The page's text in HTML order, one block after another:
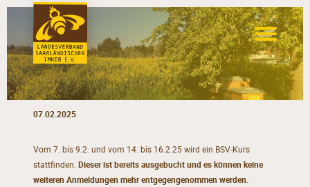
07.02.2025
Vom 7. bis 9.2. und vom 14. bis 16.2.25 wird ein BSV-Kurs
stattfinden. Dieser ist bereits ausgebucht und es können keine
weiteren Anmeldungen mehr entgegengenommen werden.